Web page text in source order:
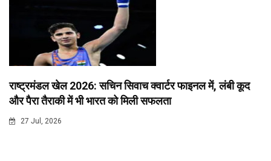
राष्ट्रमंडल खेल 2026: सचिन सिवाच क्वार्टर फाइनल में, लंबी कूद
और पैरा तैराकी में भी भारत को मिली सफलता
27 Jul, 2026